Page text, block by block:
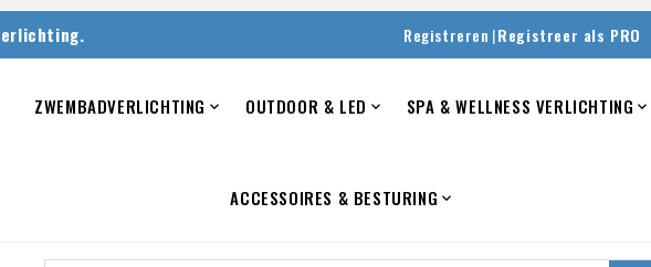
Registreren |Registreer als PRO
ZWEMBADVERLICHTING  OUTDOOR & LED  SPA & WELLNESS VERLICHTING 
ACCESSOIRES & BESTURING 